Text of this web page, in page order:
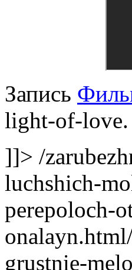
Запись
light-of-love.
]]> /
luchshich-
perepoloch-
grustnie-